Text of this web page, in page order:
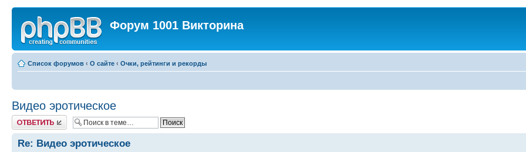
Форум 1001 Викторина
Список форумов ‹ О сайте ‹ Очки, рейтинги и рекорды
Видео эротическое
Ответить
Re: Видео эротическое